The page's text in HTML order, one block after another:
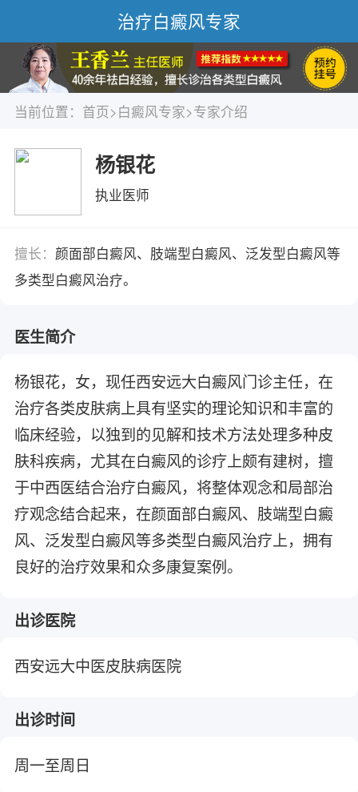
治疗白癜风专家
当前位置： 首页>白癜风专家>专家介绍
杨银花
执业医师
擅长： 颜面部白癜风、肢端型白癜风、泛发型白癜风等
多类型白癜风治疗。
医生简介
杨银花，女，现任西安远大白癜风门诊主任，在
治疗各类皮肤病上具有坚实的理论知识和丰富的
临床经验，以独到的见解和技术方法处理多种皮
肤科疾病，尤其在白癜风的诊疗上颇有建树，擅
于中西医结合治疗白癜风，将整体观念和局部治
疗观念结合起来，在颜面部白癜风、肢端型白癜
风、泛发型白癜风等多类型白癜风治疗上，拥有
良好的治疗效果和众多康复案例。
出诊医院
西安远大中医皮肤病医院
出诊时间
周一至周日